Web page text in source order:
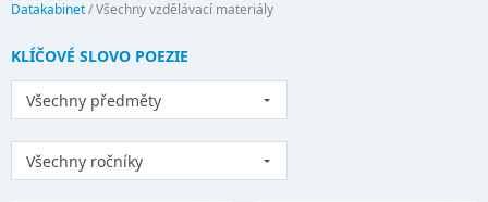
Datakabinet/Všechny vzdělávací materiály
KLÍČOVÉ SLOVO POEZIE
Všechny předměty
Všechny ročníky